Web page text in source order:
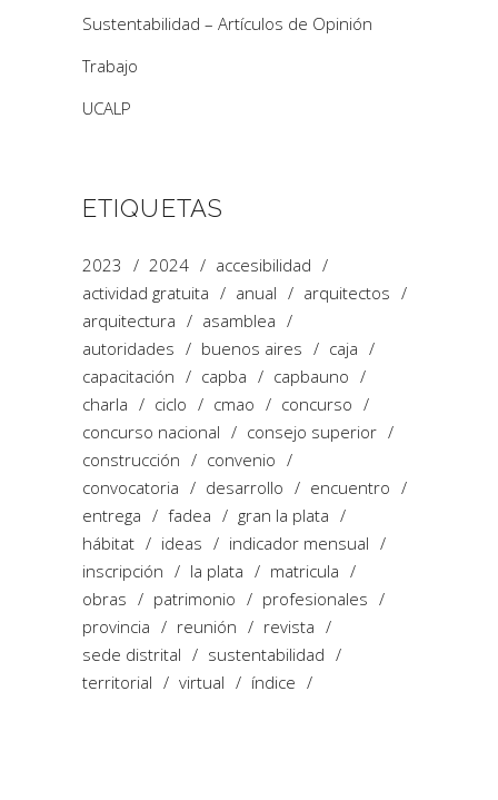
Sustentabilidad – Artículos de Opinión
Trabajo
UCALP
ETIQUETAS
2023 2024
accesibilidad
actividad gratuita
anual
arquitectos
arquitectura
asamblea
autoridades
buenos aires
caja
capacitación
capba
capbauno
charla
ciclo cmao
concurso
concurso nacional
consejo superior
construcción
convenio
convocatoria
desarrollo
encuentro
entrega
fadea
gran la plata
hábitat
ideas
indicador mensual
inscripción
la plata
matricula
obras
patrimonio
profesionales
provincia
reunión
revista
sede distrital
sustentabilidad
territorial
virtual índice